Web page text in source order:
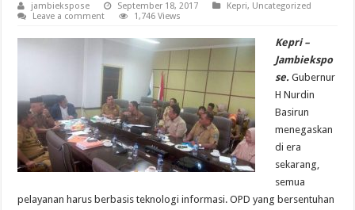
jambiekspose September 18, 2017 Kepri, Uncategorized
Leave a comment
1,746 Views
Kepri –
Jambiekspo
se. Gubernur
H Nurdin
Basirun
menegaskan
di era
sekarang,
semua
pelayanan harus berbasis teknologi informasi. OPD yang bersentuhan